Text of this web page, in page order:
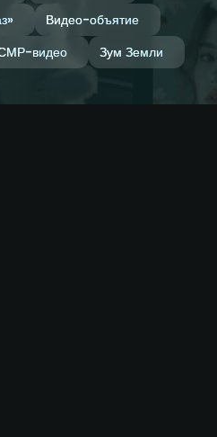
Видео-объятие
видео Зум Земли